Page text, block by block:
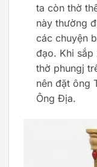
ta còn thờ
này thường
các chuyện
đạo. Khi
thờ phungj
nên đặt ông
Ông Địa.